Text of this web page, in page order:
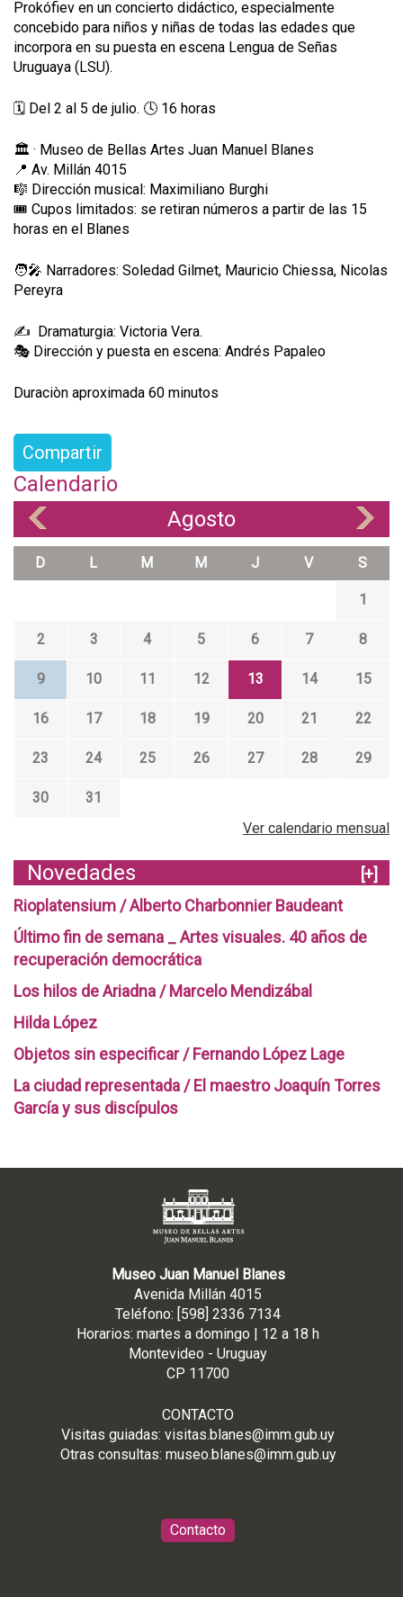
Prokófiev en un concierto didáctico, especialmente
concebido para niños y niñas de todas las edades que
incorpora en su puesta en escena Lengua de Señas
Uruguaya (LSU).
🗓️ Del 2 al 5 de julio. 🕓 16 horas
🏛️ · Museo de Bellas Artes Juan Manuel Blanes
📍 Av. Millán 4015
🎼 Dirección musical: Maximiliano Burghi
🎟️ Cupos limitados: se retiran números a partir de las 15
horas en el Blanes
🧑‍🎤 Narradores: Soledad Gilmet, Mauricio Chiessa, Nicolas
Pereyra
✍️ Dramaturgia: Victoria Vera.
🎭 Dirección y puesta en escena: Andrés Papaleo
Duraciòn aproximada 60 minutos
Compartir
Calendario
Agosto
D L M M J V S
1
2 3 4 5 6 7 8
9 10 11 12 13 14 15
16 17 18 19 20 21 22
23 24 25 26 27 28 29
30
31
Ver calendario mensual
Novedades
[+]
Rioplatensium / Alberto Charbonnier Baudeant
Último fin de semana _ Artes visuales. 40 años de
recuperación democrática
Los hilos de Ariadna / Marcelo Mendizábal
Hilda López
Objetos sin especificar / Fernando López Lage
La ciudad representada / El maestro Joaquín Torres
García y sus discípulos
Museo Juan Manuel Blanes
Avenida Millán 4015
Teléfono: [598] 2336 7134
Horarios: martes a domingo | 12 a 18 h
Montevideo - Uruguay
CP 11700
CONTACTO
Visitas guiadas: visitas.blanes@imm.gub.uy
Otras consultas: museo.blanes@imm.gub.uy
Contacto